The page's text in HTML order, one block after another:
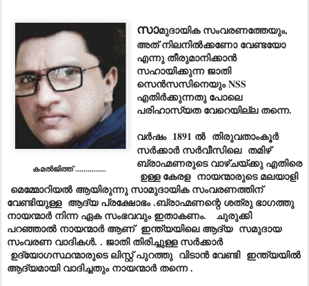
കമൽജിത്ത് ...............
സാമുദായിക സംവരണത്തേയും,
അത് നിലനിൽക്കണോ വേണ്ടയോ
എന്നു തീരുമാനിക്കാൻ
സഹായിക്കുന്ന ജാതി
സെൻസസിനെയും NSS
എതിർക്കുന്നതു പോലെ
പരിഹാസ്യത വേറെയില്ല തന്നെ.
വർഷം 1891 ൽ തിരുവതാംകൂർ
സർക്കാർ സർവീസിലെ തമിഴ്
ബ്രാഹ്മണരുടെ വാഴ്ചയ്ക്കു എതിരെ
ഉള്ള കേരള നായന്മാരുടെ മലയാളി
മെമ്മോറിയൽ ആയിരുന്നു സാമുദായിക സംവരണത്തിന്
വേണ്ടിയുള്ള ആദ്യ പ്രക്ഷോഭം .ബ്രാഹ്മണന്റെ ശത്രു ഭാഗത്തു
നായന്മാർ നിന്ന ഏക സംഭവവും ഇതാകണം. ചുരുക്കി
പറഞ്ഞാൽ നായന്മാർ ആണ് ഇന്ത്യയിലെ ആദ്യ സമുദായ
സംവരണ വാദികൾ. . ജാതി തിരിച്ചുള്ള സർക്കാർ
ഉദ്യോഗസ്ഥന്മാരുടെ ലിസ്റ്റ് പുറത്തു വിടാൻ വേണ്ടി ഇന്ത്യയിൽ
ആദ്യമായി വാദിച്ചതും നായന്മാർ തന്നെ .